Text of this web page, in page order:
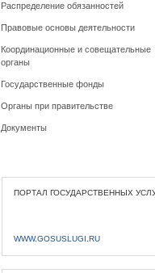
Распределение обязанностей
Правовые основы деятельности
Координационные и совещательные
органы
Государственные фонды
Органы при правительстве
Документы
ПОРТАЛ ГОСУДАРСТВЕННЫХ
WWW.GOSUSLUGI.RU